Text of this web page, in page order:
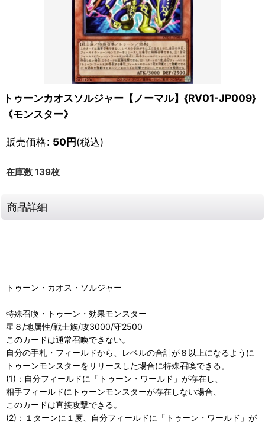
トゥーンカオスソルジャー【ノーマル】{RV01-JP009}
《モンスター》
販売価格: 50円(税込)
在庫数 139枚
商品詳細
トゥーン・カオス・ソルジャー
特殊召喚・トゥーン・効果モンスター
星８/地属性/戦士族/攻3000/守2500
このカードは通常召喚できない。
自分の手札・フィールドから、レベルの合計が８以上になるように
トゥーンモンスターをリリースした場合に特殊召喚できる。
(1)：自分フィールドに「トゥーン・ワールド」が存在し、
相手フィールドにトゥーンモンスターが存在しない場合、
このカードは直接攻撃できる。
(2)：１ターンに１度、自分フィールドに「トゥーン・ワールド」が